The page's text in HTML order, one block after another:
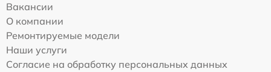
Вакансии
О компании
Ремонтируемые модели
Наши услуги
Согласие на обработку персональных данных